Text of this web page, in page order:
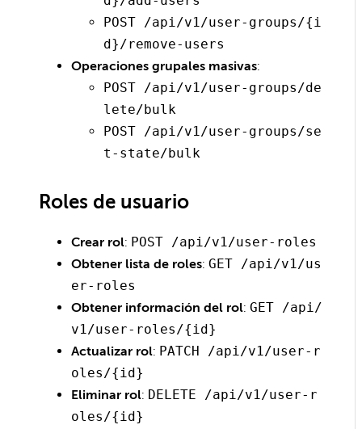
POST /api/v1/user-groups/{i
d}/remove-users
Operaciones grupales masivas:
POST /api/v1/user-groups/de
lete/bulk
POST /api/v1/user-groups/se
t-state/bulk
Roles de usuario
Crear rol: POST /api/v1/user-roles
Obtener lista de roles: GET /api/v1/us
er-roles
Obtener información del rol: GET /api/
v1/user-roles/{id}
Actualizar rol: PATCH /api/v1/user-r
oles/{id}
Eliminar rol: DELETE /api/v1/user-r
oles/{id}